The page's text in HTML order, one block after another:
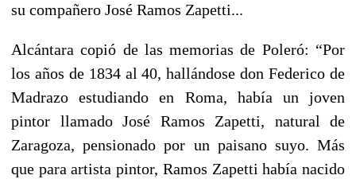
su compañero José Ramos Zapetti...
Alcántara copió de las memorias de Poleró: “Por
los años de 1834 al 40, hallándose don Federico de
Madrazo estudiando en Roma, había un joven
pintor llamado José Ramos Zapetti, natural de
Zaragoza, pensionado por un paisano suyo. Más
que para artista pintor, Ramos Zapetti había nacido